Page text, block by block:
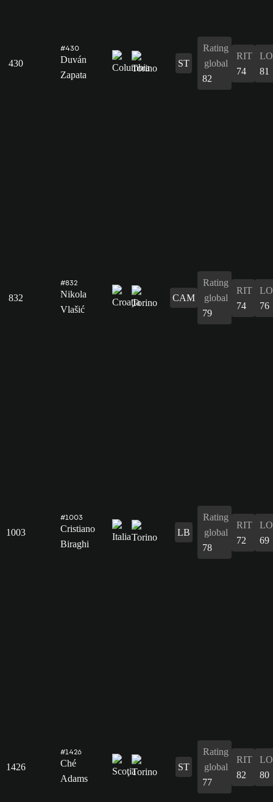
430
#430
Duván
Zapata
ST
Rating
global
82
RIT
74
81
832
#832
Nikola
Vlašić
CAM
Rating
global
79
RIT
74
76
1003
#1003
Cristiano
Biraghi
LB
Rating
global
78
RIT
72
69
1426
#1426
Ché
Adams
ST
Rating
global
77
RIT
82
80